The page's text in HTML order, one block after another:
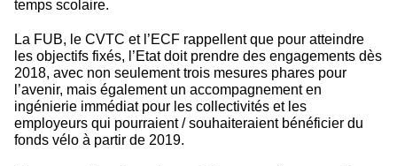
temps scolaire.
La FUB, le CVTC et l’ECF rappellent que pour atteindre
les objectifs fixés, l’Etat doit prendre des engagements dès
2018, avec non seulement trois mesures phares pour
l’avenir, mais également un accompagnement en
ingénierie immédiat pour les collectivités et les
employeurs qui pourraient / souhaiteraient bénéficier du
fonds vélo à partir de 2019.